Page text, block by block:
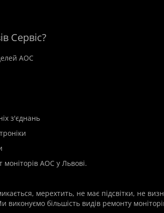
Сервіс?
AOC
з'єднань
AOC у Львові.
мерехтить, не має підсвітки, не
виконуємо більшість видів ремонту